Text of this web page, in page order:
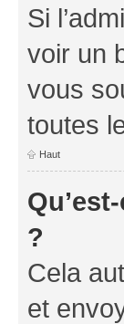
Si
voir un
vous
toutes
Haut
?
Cela
et